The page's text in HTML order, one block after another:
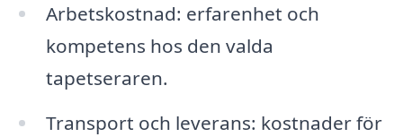
Arbetskostnad: erfarenhet och
kompetens hos den valda
tapetseraren.
Transport och leverans: kostnader för